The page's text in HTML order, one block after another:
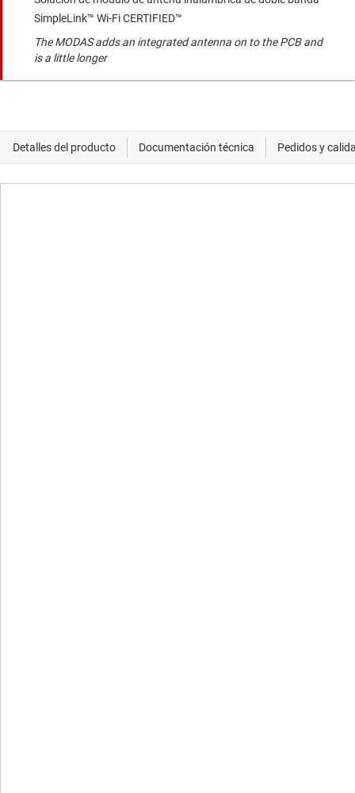
SimpleLink™ Wi-Fi CERTIFIED™
The MODAS adds an integrated antenna on to the PCB and
is a little longer